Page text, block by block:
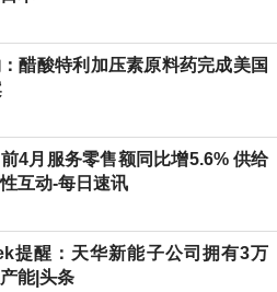
醋酸特利加压素原料药完成美国
4月服务零售额同比增5.6% 供给
互动-每日速讯
提醒：天华新能子公司拥有3万
能|头条